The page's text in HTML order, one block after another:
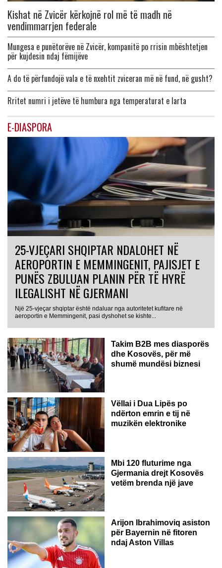
Kishat në Zvicër kërkojnë rol më të madh në
vendimmarrjen federale
Mungesa e punëtorëve në Zvicër, kompanitë po rrisin mbështetjen
për kujdesin ndaj fëmijëve
A do të përfundojë vala e të nxehtit zviceran më në fund, në gusht?
Rritet numri i jetëve të humbura nga temperaturat e larta
E-DIASPORA
25-VJEÇARI SHQIPTAR NDALOHET NË
AEROPORTIN E MEMMINGENIT, PAJISJET E
PUNËS ZBULUAN PLANIN PËR TË HYRË
ILEGALISHT NË GJERMANI
Një 25-vjeçar shqiptar është ndaluar nga autoritetet kufitare në
aeroportin e Memmingenit, pasi dyshohet se kishte...
Takim B2B mes diasporës
dhe Kosovës, për më
shumë mundësi biznesi
Vëllai i Dua Lipës po
ndërton emrin e tij në
muzikën elektronike
GJERMANI
Mbi 120 fluturime nga
Gjermania drejt Kosovës
vetëm brenda një jave
Arijon Ibrahimoviq asiston
për Bayernin në fitoren
ndaj Aston Villas